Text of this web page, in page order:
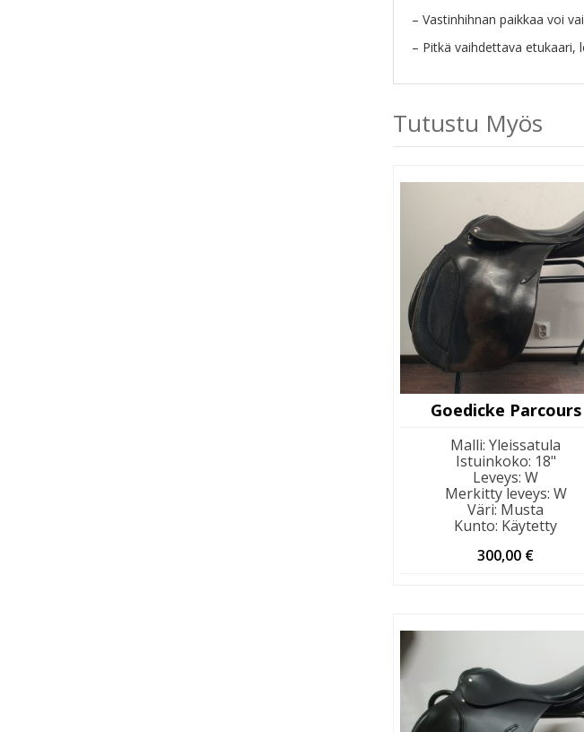
– Vastinhihnan paikkaa voi
– Pitkä vaihdettava etukaari,
Tutustu Myös
Goedicke Parcours
Malli:Yleissatula
Istuinkoko: 18"
Leveys:W
Merkitty leveys: W
Väri: Musta
Kunto: Käytetty
300,00 €